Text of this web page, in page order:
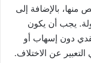
منها، بالإضافة إلى
يجب أن يكون
دون إسهاب أو
عن الاختلاف.